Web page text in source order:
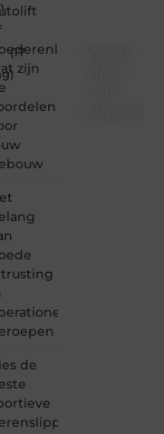
(17
) zijn
de